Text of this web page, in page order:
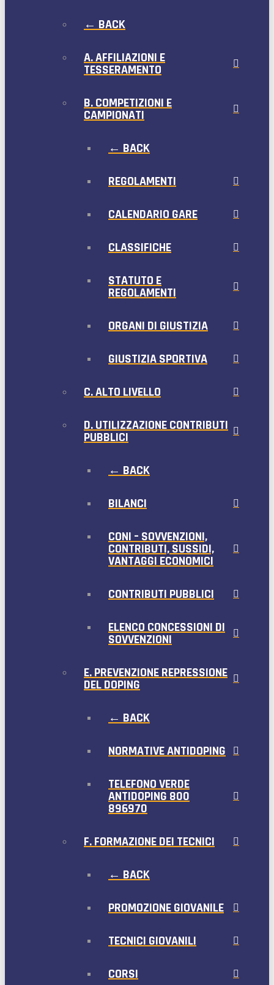
← BACK
A. AFFILIAZIONI E
TESSERAMENTO
B. COMPETIZIONI E
CAMPIONATI
← BACK
REGOLAMENTI
CALENDARIO GARE
CLASSIFICHE
STATUTO E
REGOLAMENTI
ORGANI DI GIUSTIZIA
GIUSTIZIA SPORTIVA
C. ALTO LIVELLO
D. UTILIZZAZIONE CONTRIBUTI
PUBBLICI
← BACK
BILANCI
CONI – SOVVENZIONI,
CONTRIBUTI, SUSSIDI,
VANTAGGI ECONOMICI
CONTRIBUTI PUBBLICI
ELENCO CONCESSIONI DI
SOVVENZIONI
E. PREVENZIONE REPRESSIONE
DEL DOPING
← BACK
NORMATIVE ANTIDOPING
TELEFONO VERDE
ANTIDOPING 800
896970
F. FORMAZIONE DEI TECNICI
← BACK
PROMOZIONE GIOVANILE
TECNICI GIOVANILI
CORSI